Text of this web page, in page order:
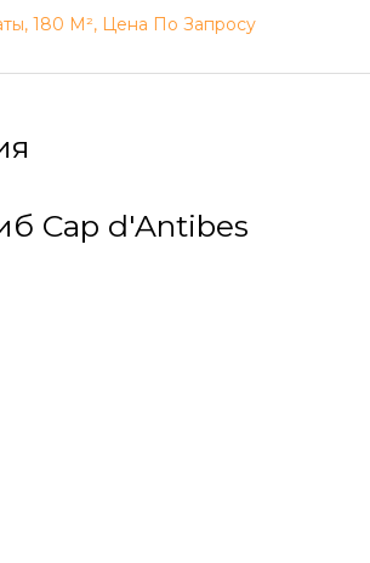
180 М², Цена По Запросу
Cap d'Antibes